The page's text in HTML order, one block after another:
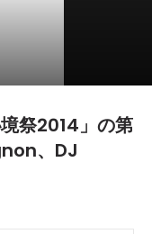
祭2014」の第
、DJ